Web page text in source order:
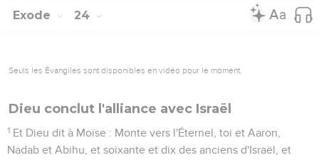
Exode 24
Seuls les Évangiles sont disponibles en vidéo pour le moment.
Dieu conclut l'alliance avec Israël
1 Et Dieu dit à Moïse : Monte vers l'Éternel, toi et Aaron,
Nadab et Abihu, et soixante et dix des anciens d'Israël, et